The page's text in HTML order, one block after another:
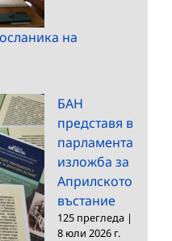
на
БАН
представя в
парламента
изложба за
Априлското
въстание
125 прегледа |
8 юли 2026 г.